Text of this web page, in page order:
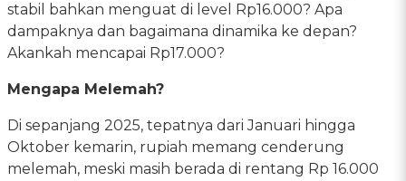
stabil bahkan menguat di level Rp16.000? Apa
dampaknya dan bagaimana dinamika ke depan?
Akankah mencapai Rp17.000?
Mengapa Melemah?
Di sepanjang 2025, tepatnya dari Januari hingga
Oktober kemarin, rupiah memang cenderung
melemah, meski masih berada di rentang Rp 16.000